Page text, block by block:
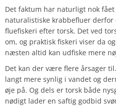
Det faktum har naturligt nok
naturalistiske krabbefluer
fluefiskeri efter torsk. Det ved
om, og praktisk fiskeri viser da
næsten altid kan udfiske mere
Det kan der være flere årsager
langt mere synlig i vandet og
øje på. Og dels er torsk både
nødigt lader en saftig godbid